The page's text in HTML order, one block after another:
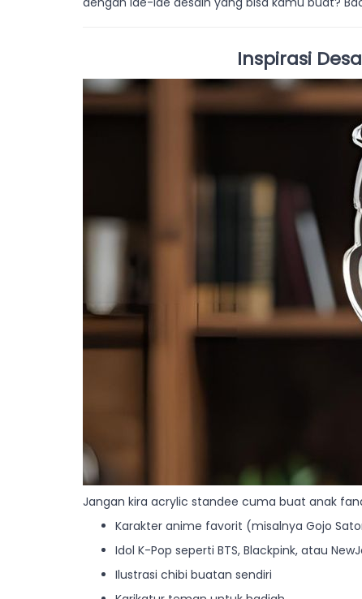
Inspirasi
Jangan kira acrylic standee cuma buat anak
Karakter anime favorit (misalnya Gojo
Idol K-Pop seperti BTS, Blackpink, atau
Ilustrasi chibi buatan sendiri